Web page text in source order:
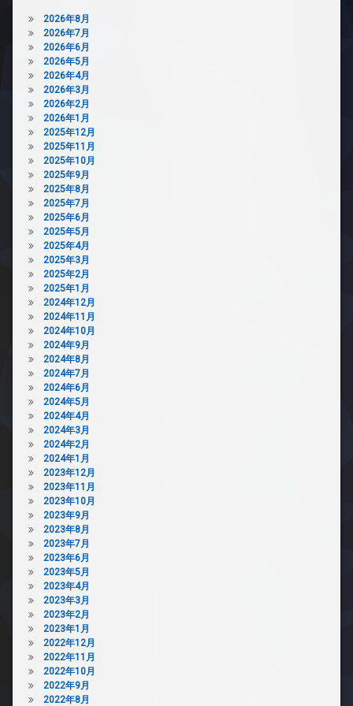
場
防
犯
カ
メ
ラ
駐
車
場
駐
輪
場
宅
配
ボ
ッ
ク
ス
敷
地
内
ゴ
ミ
置
き
場
防
犯
カ
メ
ラ
駐
車
場
タ
ー
オ
ー
ト
ロ
ッ
ク
デ
ザ
イ
ナ
ー
ズ
バ
イ
ク
置
き
場
防
犯
カ
メ
ラ
駐
輪
場
2026年8月
2026年7月
2026年6月
2026年5月
2026年4月
2026年3月
2026年2月
2026年1月
2025年12月
2025年11月
2025年10月
2025年9月
2025年8月
2025年7月
2025年6月
2025年5月
2025年4月
2025年3月
2025年2月
2025年1月
2024年12月
2024年11月
2024年10月
2024年9月
2024年8月
2024年7月
2024年6月
2024年5月
2024年4月
2024年3月
2024年2月
2024年1月
2023年12月
2023年11月
2023年10月
2023年9月
2023年8月
2023年7月
2023年6月
2023年5月
2023年4月
2023年3月
2023年2月
2023年1月
2022年12月
2022年11月
2022年10月
2022年9月
2022年8月